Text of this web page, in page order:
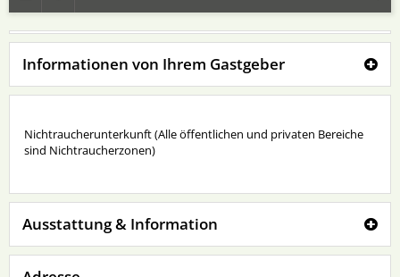
Informationen von Ihrem Gastgeber
Nichtraucherunterkunft (Alle öffentlichen und privaten Bereiche
sind Nichtraucherzonen)
Ausstattung & Information